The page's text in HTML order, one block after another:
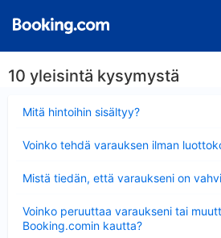
10 yleisintä kysymystä
Mitä hintoihin sisältyy?
Voinko tehdä varauksen ilman
Mistä tiedän, että varaukseni on
Voinko peruuttaa varaukseni tai
Booking.comin kautta?